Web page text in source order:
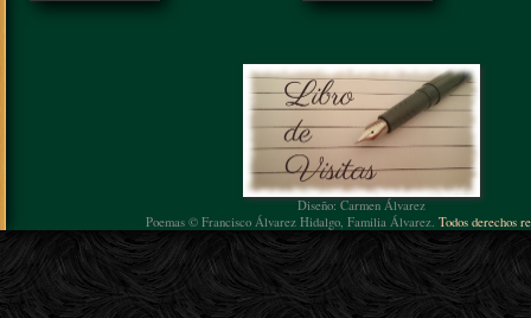
Diseño: Carmen Álvarez
Poemas © Francisco Álvarez Hidalgo, Familia Álvarez. Todos derechos